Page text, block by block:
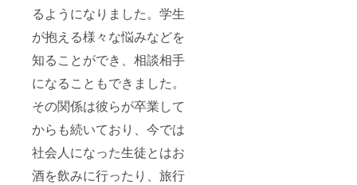
るようになりました。学生
が抱える様々な悩みなどを
知ることができ、相談相手
になることもできました。
その関係は彼らが卒業して
からも続いており、今では
社会人になった生徒とはお
酒を飲みに行ったり、旅行